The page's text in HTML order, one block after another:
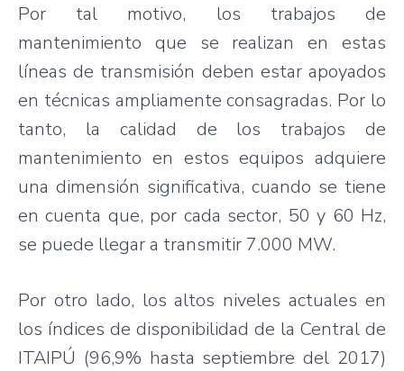
Por tal motivo, los trabajos de
mantenimiento que se realizan en estas
líneas de transmisión deben estar apoyados
en técnicas ampliamente consagradas. Por lo
tanto, la calidad de los trabajos de
mantenimiento en estos equipos adquiere
una dimensión significativa, cuando se tiene
en cuenta que, por cada sector, 50 y 60 Hz,
se puede llegar a transmitir 7.000 MW.
Por otro lado, los altos niveles actuales en
los índices de disponibilidad de la Central de
ITAIPÚ (96,9% hasta septiembre del 2017)